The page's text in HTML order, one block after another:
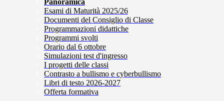
Panoramica
Esami di Maturità 2025/26
Documenti del Consiglio di Classe
Programmazioni didattiche
Programmi svolti
Orario dal 6 ottobre
Simulazioni test d'ingresso
I progetti delle classi
Contrasto a bullismo e cyberbullismo
Libri di testo 2026-2027
Offerta formativa